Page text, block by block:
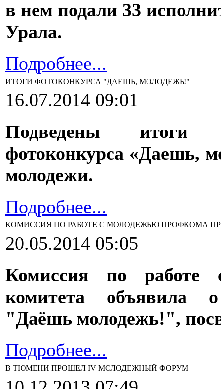
в нем подали 33
Урала.
Подробнее...
ИТОГИ ФОТОКОНКУРСА "ДАЕШЬ, МОЛОДЕЖЬ!"
16.07.2014 09:01
Подведены итоги
фотоконкурса «Даешь,
молодежи.
Подробнее...
КОМИССИЯ ПО РАБОТЕ С МОЛОДЕЖЬЮ ПРОФКОМА
20.05.2014 05:05
Комиссия по работе
комитета объявила
"Даёшь молодежь!",
Подробнее...
В ТЮМЕНИ ПРОШЕЛ IV МОЛОДЕЖНЫЙ ФОРУМ